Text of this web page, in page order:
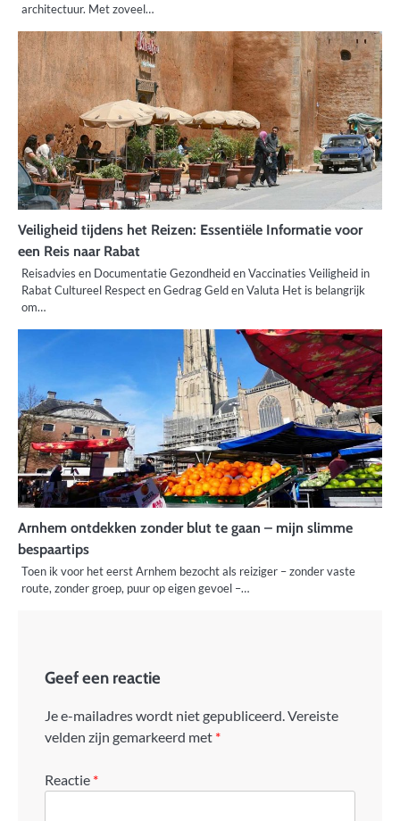
architectuur. Met zoveel…
Veiligheid tijdens het Reizen: Essentiële Informatie voor
een Reis naar Rabat
Reisadvies en Documentatie Gezondheid en Vaccinaties Veiligheid in
Rabat Cultureel Respect en Gedrag Geld en Valuta Het is belangrijk
om…
Arnhem ontdekken zonder blut te gaan – mijn slimme
bespaartips
Toen ik voor het eerst Arnhem bezocht als reiziger – zonder vaste
route, zonder groep, puur op eigen gevoel –…
Geef een reactie
Je e-mailadres wordt niet gepubliceerd. Vereiste
velden zijn gemarkeerd met *
Reactie *